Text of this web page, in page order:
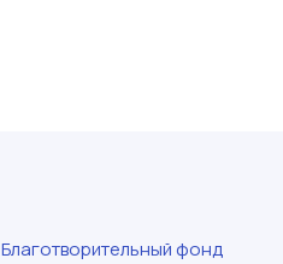
Благотворительный фонд